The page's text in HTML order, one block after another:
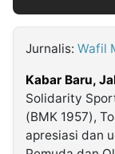
Kabarbaru.co
2026
Jurnalis: Wafil
Kabar Baru,
Solidarity
(BMK 1957),
apresiasi dan